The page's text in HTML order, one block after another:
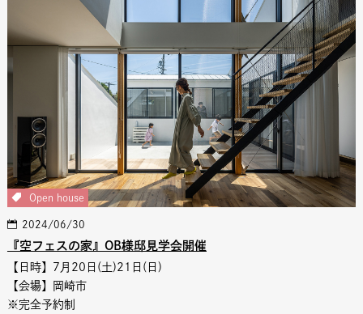
2024/06/30
Open house
『空フェスの家』OB様邸見学会開催
【日時】7月20日(土)21日(日)
【会場】岡崎市
※完全予約制